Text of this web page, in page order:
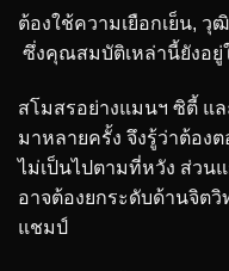
ต้องใช้ความเยือกเย็น, วุ
ซึ่งคุณสมบัติเหล่านี้ยังอ
สโมสรอย่างแมนฯ ซิตี้ แ
มาหลายครั้ง จึงรู้ว่าต้อง
ไม่เป็นไปตามที่หวัง ส่วน
อาจต้องยกระดับด้านจิต
แชมป์